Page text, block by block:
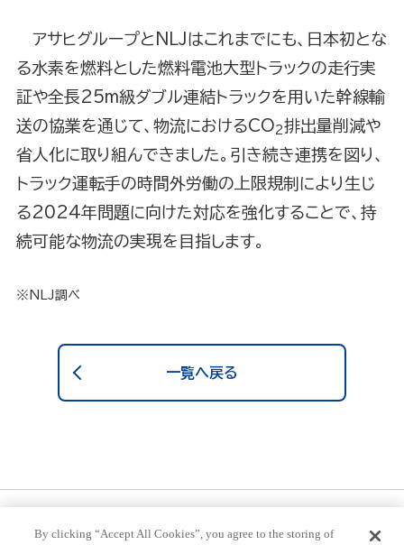
アサヒグループとNLJはこれまでにも、日本初とな
る水素を燃料とした燃料電池大型トラックの走行実
証や全長25m級ダブル連結トラックを用いた幹線輸
送の協業を通じて、物流におけるCO2排出量削減や
省人化に取り組んできました。引き続き連携を図り、
トラック運転手の時間外労働の上限規制により生じ
る2024年問題に向けた対応を強化することで、持
続可能な物流の実現を目指します。
※NLJ調べ
一覧へ戻る
By clicking “Accept All Cookies”, you agree to the storing of